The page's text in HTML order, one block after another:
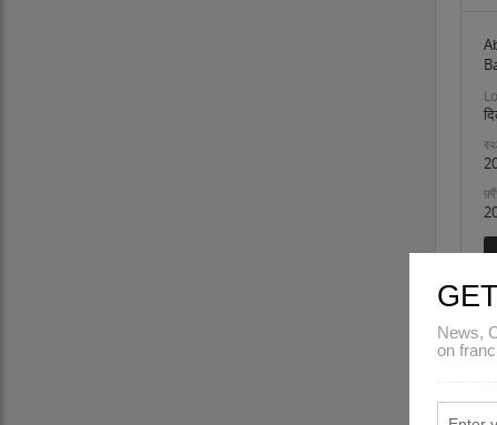
News,
on